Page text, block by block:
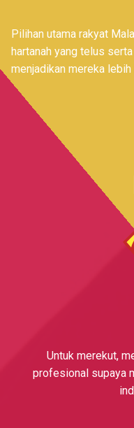
Pilihan utama rakyat
hartanah yang telus
menjadikan mereka
Untuk merekut,
profesional supaya